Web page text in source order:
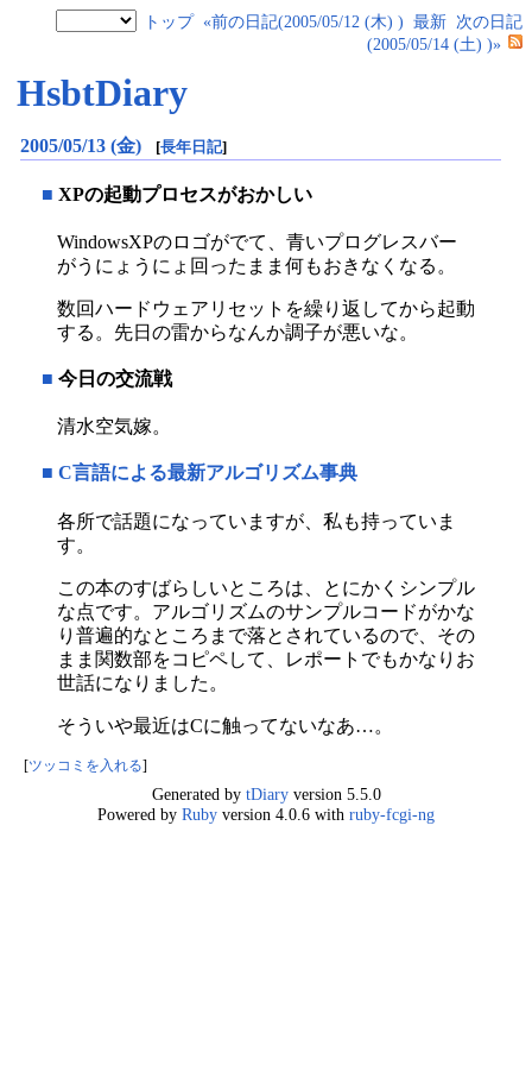
トップ «前の日記(2005/05/12 (木) ) 最新 次の日記
(2005/05/14 (土) )»
HsbtDiary
2005/05/13 (金) [長年日記]
■ XPの起動プロセスがおかしい
WindowsXPのロゴがでて、青いプログレスバー
がうにょうにょ回ったまま何もおきなくなる。
数回ハードウェアリセットを繰り返してから起動
する。先日の雷からなんか調子が悪いな。
■ 今日の交流戦
清水空気嫁。
■ C言語による最新アルゴリズム事典
各所で話題になっていますが、私も持っていま
す。
この本のすばらしいところは、とにかくシンプル
な点です。アルゴリズムのサンプルコードがかな
り普遍的なところまで落とされているので、その
まま関数部をコピペして、レポートでもかなりお
世話になりました。
そういや最近はCに触ってないなあ…。
[ツッコミを入れる]
Generated by tDiaryversion 5.5.0
Powered by Ruby version 4.0.6 with ruby-fcgi-ng